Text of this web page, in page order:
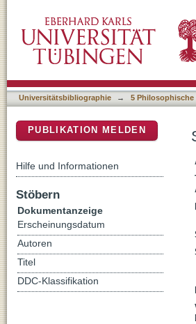
Universitätsbibliographie → 5 Philosophische
PUBLIKATION MELDEN
Hilfe und Informationen
Stöbern
Dokumentanzeige
Erscheinungsdatum
Autoren
Titel
DDC-Klassifikation